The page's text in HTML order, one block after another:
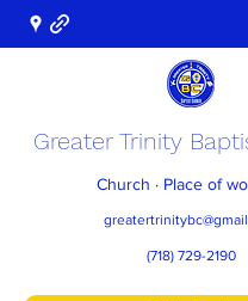
Greater Trinity
Church · Place of
(718) 729-2190